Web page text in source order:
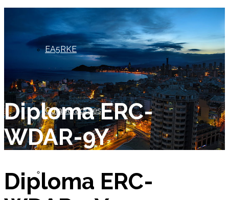
EA5RKE
Colaboradores
Socio de Honor
Diploma ERC-
WDAR-9Y
Diploma ERC-